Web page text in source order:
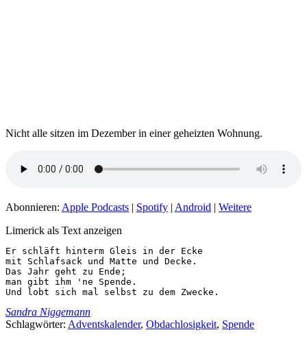
Nicht alle sitzen im Dezember in einer geheizten Wohnung.
Abonnieren: Apple Podcasts | Spotify | Android | Weitere
Limerick als Text anzeigen
Er schläft hinterm Gleis in der Ecke
mit Schlafsack und Matte und Decke.
Das Jahr geht zu Ende;
man gibt ihm 'ne Spende.
Und lobt sich mal selbst zu dem Zwecke.
Sandra Niggemann
Schlagwörter: Adventskalender, Obdachlosigkeit, Spende